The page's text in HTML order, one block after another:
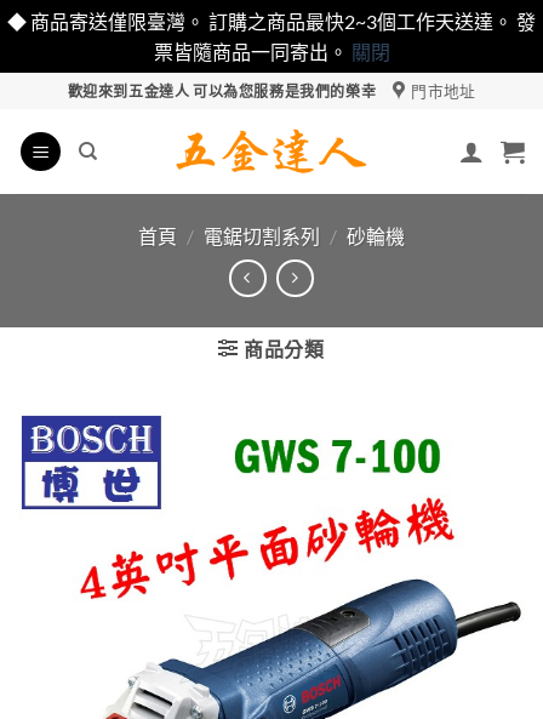
◆ 商品寄送僅限臺灣。 訂購之商品最快2~3個工作天送達。 發
票皆隨商品一同寄出。 關閉
content
歡迎來到五金達人 可以為您服務是我們的榮幸 門市地址
首頁 / 電鋸切割系列 / 砂輪機
商品分類